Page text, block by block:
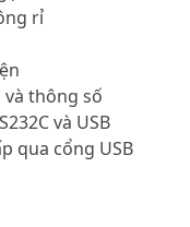
rỉ
thông số
và USB
qua cổng USB